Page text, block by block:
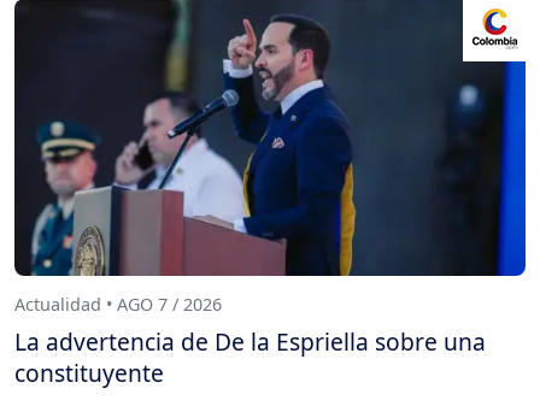
Actualidad • AGO 7 / 2026
La advertencia de De la Espriella sobre una
constituyente